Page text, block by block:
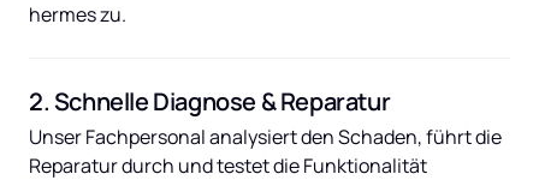
hermes zu.
2. Schnelle Diagnose & Reparatur
Unser Fachpersonal analysiert den Schaden, führt die
Reparatur durch und testet die Funktionalität